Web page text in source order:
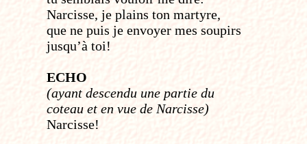
Narcisse, je plains ton martyre,
que ne puis je envoyer mes soupirs
jusqu’à toi!
ECHO
(ayant descendu une partie du
coteau et en vue de Narcisse)
Narcisse!